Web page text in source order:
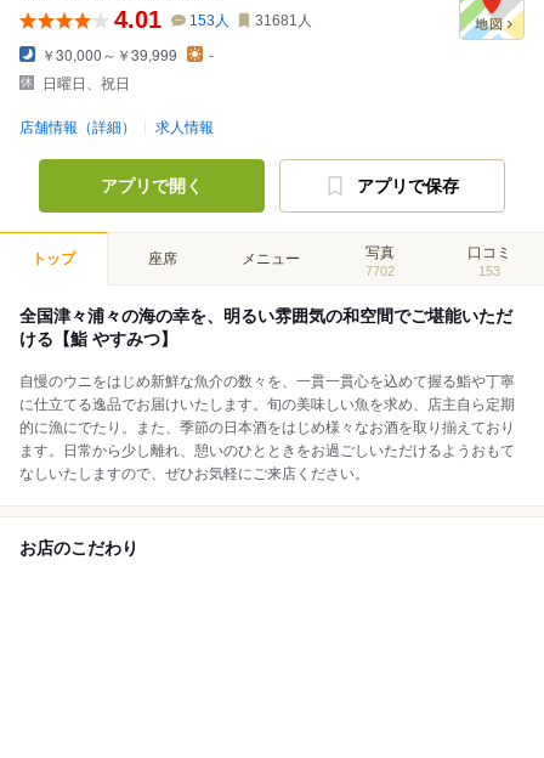
4.01 153人 31681 人
￥30,000～￥39,999
-
日曜日、祝日
店舗情報（詳細） 求人情報
アプリで開く アプリで保存
トップ 座席 メニュー 写真
7702
口コミ
153
全国津々浦々の海の幸を、明るい雰囲気の和空間でご堪能いただ
ける【鮨 やすみつ】
自慢のウニをはじめ新鮮な魚介の数々を、一貫一貫心を込めて握る鮨や丁寧
に仕立てる逸品でお届けいたします。旬の美味しい魚を求め、店主自ら定期
的に漁にでたり。また、季節の日本酒をはじめ様々なお酒を取り揃えており
ます。日常から少し離れ、憩いのひとときをお過ごしいただけるようおもて
なしいたしますので、ぜひお気軽にご来店ください。
お店のこだわり